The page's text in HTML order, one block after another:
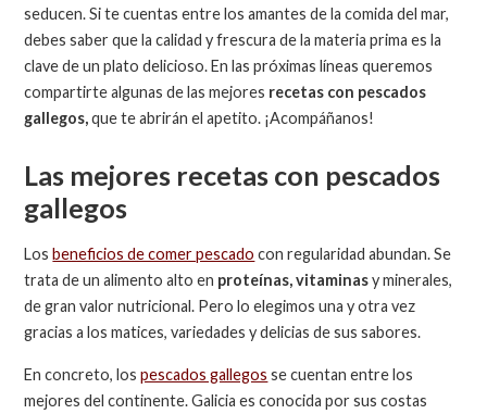
seducen. Si te cuentas entre los amantes de la comida del mar,
debes saber que la calidad y frescura de la materia prima es la
clave de un plato delicioso. En las próximas líneas queremos
compartirte algunas de las mejores recetas con pescados
gallegos,que te abrirán el apetito. ¡Acompáñanos!
Las mejores recetas con pescados
gallegos
Losbeneficios de comer pescado con regularidad abundan. Se
trata de un alimento alto en proteínas, vitaminasy minerales,
de gran valor nutricional. Pero lo elegimos una y otra vez
gracias a los matices, variedades y delicias de sus sabores.
En concreto, lospescados gallegos se cuentan entre los
mejores del continente. Galicia es conocida por sus costas